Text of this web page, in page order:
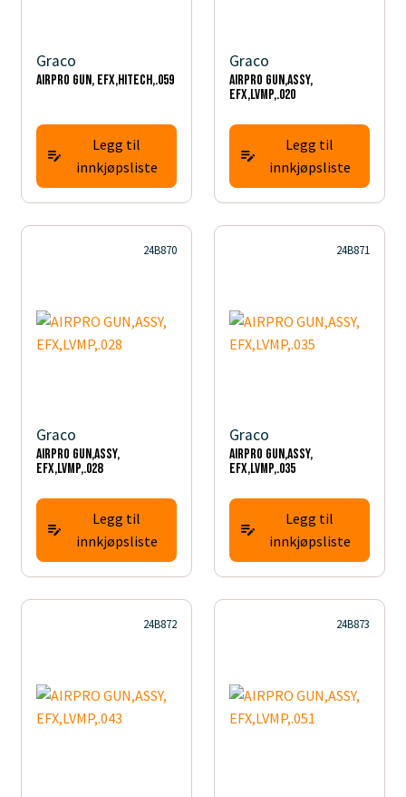
Graco
AIRPRO GUN, EFX,HITECH,.059
Legg til
innkjøpsliste
Graco
AIRPRO GUN,ASSY,
EFX,LVMP,.020
Legg til
innkjøpsliste
24B870
Graco
AIRPRO GUN,ASSY,
EFX,LVMP,.028
Legg til
innkjøpsliste
24B871
Graco
AIRPRO GUN,ASSY,
EFX,LVMP,.035
Legg til
innkjøpsliste
24B872 24B873